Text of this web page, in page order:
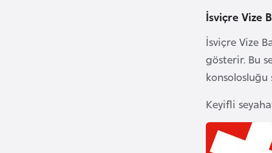
İsviçre Vize
İsviçre Vize
gösterir. Bu
Keyifli